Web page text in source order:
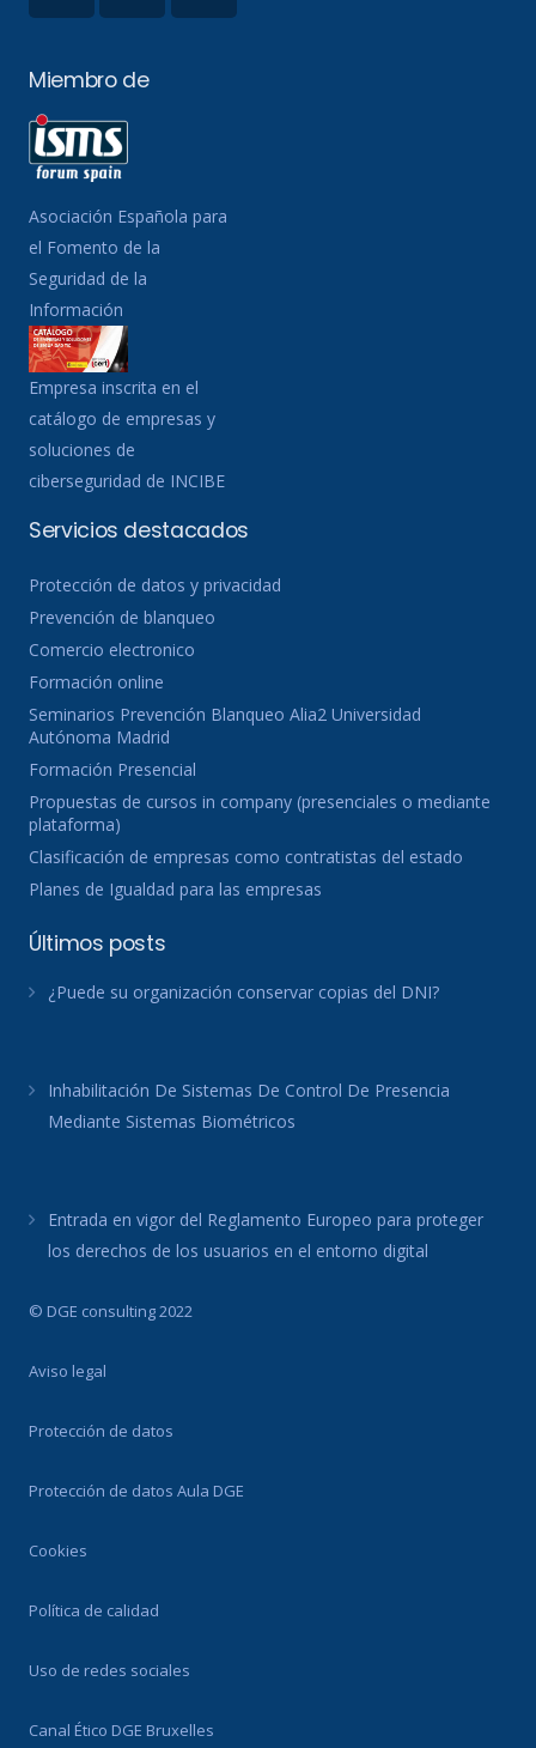
Miembro de
Asociación Española para
el Fomento de la
Seguridad de la
Información
Empresa inscrita en el
catálogo de empresas y
soluciones de
ciberseguridad de INCIBE
Servicios destacados
Protección de datos y privacidad
Prevención de blanqueo
Comercio electronico
Formación online
Seminarios Prevención Blanqueo Alia2 Universidad
Autónoma Madrid
Formación Presencial
Propuestas de cursos in company (presenciales o mediante
plataforma)
Clasificación de empresas como contratistas del estado
Planes de Igualdad para las empresas
Últimos posts
¿Puede su organización conservar copias del DNI?
Inhabilitación De Sistemas De Control De Presencia
Mediante Sistemas Biométricos
Entrada en vigor del Reglamento Europeo para proteger
los derechos de los usuarios en el entorno digital
© DGE consulting 2022
Aviso legal
Protección de datos
Protección de datos Aula DGE
Cookies
Política de calidad
Uso de redes sociales
Canal Ético DGE Bruxelles